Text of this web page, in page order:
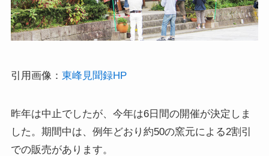
引用画像： 東峰見聞録HP
昨年は中止でしたが、今年は6日間の開催が決定しま
した。期間中は、例年どおり約50の窯元による2割引
での販売があります。